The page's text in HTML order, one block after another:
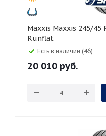
Maxxis Maxxis 245/45 R19 M-36 Victra 98Y
Runflat
Есть в наличии (46)
20 010 руб.